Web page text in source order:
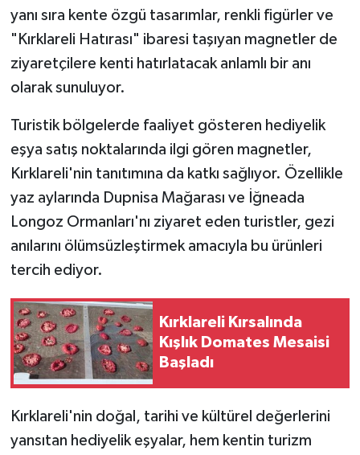
yanı sıra kente özgü tasarımlar, renkli figürler ve
"Kırklareli Hatırası" ibaresi taşıyan magnetler de
ziyaretçilere kenti hatırlatacak anlamlı bir anı
olarak sunuluyor.
Turistik bölgelerde faaliyet gösteren hediyelik
eşya satış noktalarında ilgi gören magnetler,
Kırklareli'nin tanıtımına da katkı sağlıyor. Özellikle
yaz aylarında Dupnisa Mağarası ve İğneada
Longoz Ormanları'nı ziyaret eden turistler, gezi
anılarını ölümsüzleştirmek amacıyla bu ürünleri
tercih ediyor.
Kırklareli Kırsalında
Kışlık Domates Mesaisi
Başladı
Kırklareli'nin doğal, tarihi ve kültürel değerlerini
yansıtan hediyelik eşyalar, hem kentin turizm